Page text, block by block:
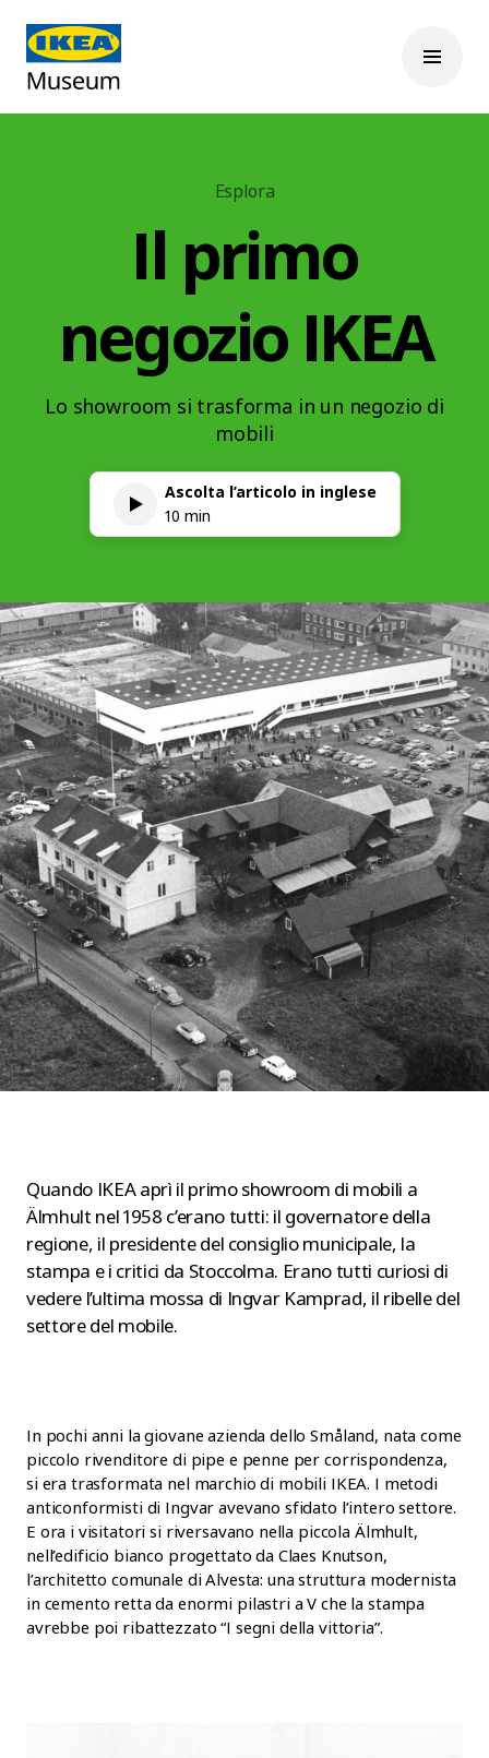
Esplora
Il primo
negozio IKEA
Lo showroom si trasforma in un negozio di
mobili
Ascolta l’articolo in inglese
10 min
Quando IKEA aprì il primo showroom di mobili a
Älmhult nel 1958 c’erano tutti: il governatore della
regione, il presidente del consiglio municipale, la
stampa e i critici da Stoccolma. Erano tutti curiosi di
vedere l’ultima mossa di Ingvar Kamprad, il ribelle del
settore del mobile.
In pochi anni la giovane azienda dello Småland, nata come
piccolo rivenditore di pipe e penne per corrispondenza,
si era trasformata nel marchio di mobili IKEA. I metodi
anticonformisti di Ingvar avevano sfidato l’intero settore.
E ora i visitatori si riversavano nella piccola Älmhult,
nell’edificio bianco progettato da Claes Knutson,
l’architetto comunale di Alvesta: una struttura modernista
in cemento retta da enormi pilastri a V che la stampa
avrebbe poi ribattezzato “I segni della vittoria”.